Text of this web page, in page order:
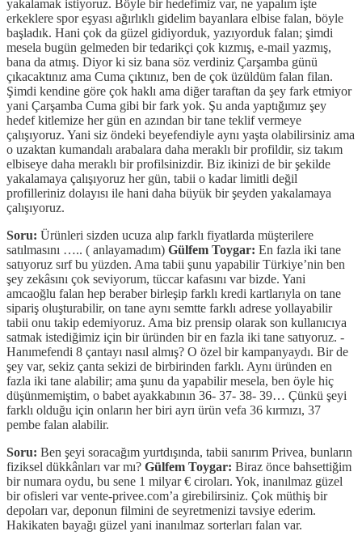
yakalamak istiyoruz. Böyle bir hedefimiz var, ne yapalım işte
erkeklere spor eşyası ağırlıklı gidelim bayanlara elbise falan, böyle
başladık. Hani çok da güzel gidiyorduk, yazıyorduk falan; şimdi
mesela bugün gelmeden bir tedarikçi çok kızmış, e-mail yazmış,
bana da atmış. Diyor ki siz bana söz verdiniz Çarşamba günü
çıkacaktınız ama Cuma çıktınız, ben de çok üzüldüm falan filan.
Şimdi kendine göre çok haklı ama diğer taraftan da şey fark etmiyor
yani Çarşamba Cuma gibi bir fark yok. Şu anda yaptığımız şey
hedef kitlemize her gün en azından bir tane teklif vermeye
çalışıyoruz. Yani siz öndeki beyefendiyle aynı yaşta olabilirsiniz ama
o uzaktan kumandalı arabalara daha meraklı bir profildir, siz takım
elbiseye daha meraklı bir profilsinizdir. Biz ikinizi de bir şekilde
yakalamaya çalışıyoruz her gün, tabii o kadar limitli değil
profilleriniz dolayısı ile hani daha büyük bir şeyden yakalamaya
çalışıyoruz.
Soru: Ürünleri sizden ucuza alıp farklı fiyatlarda müşterilere
satılmasını ….. ( anlayamadım) Gülfem Toygar: En fazla iki tane
satıyoruz sırf bu yüzden. Ama tabii şunu yapabilir Türkiye’nin ben
şey zekâsını çok seviyorum, tüccar kafasını var bizde. Yani
amcaoğlu falan hep beraber birleşip farklı kredi kartlarıyla on tane
sipariş oluşturabilir, on tane aynı semtte farklı adrese yollayabilir
tabii onu takip edemiyoruz. Ama biz prensip olarak son kullanıcıya
satmak istediğimiz için bir üründen bir en fazla iki tane satıyoruz. -
Hanımefendi 8 çantayı nasıl almış? O özel bir kampanyaydı. Bir de
şey var, sekiz çanta sekizi de birbirinden farklı. Aynı üründen en
fazla iki tane alabilir; ama şunu da yapabilir mesela, ben öyle hiç
düşünmemiştim, o babet ayakkabının 36- 37- 38- 39… Çünkü şeyi
farklı olduğu için onların her biri ayrı ürün vefa 36 kırmızı, 37
pembe falan alabilir.
Soru: Ben şeyi soracağım yurtdışında, tabii sanırım Privea, bunların
fiziksel dükkânları var mı? Gülfem Toygar: Biraz önce bahsettiğim
bir numara oydu, bu sene 1 milyar € ciroları. Yok, inanılmaz güzel
bir ofisleri var vente-privee.com’a girebilirsiniz. Çok müthiş bir
depoları var, deponun filmini de seyretmenizi tavsiye ederim.
Hakikaten bayağı güzel yani inanılmaz sorterları falan var.